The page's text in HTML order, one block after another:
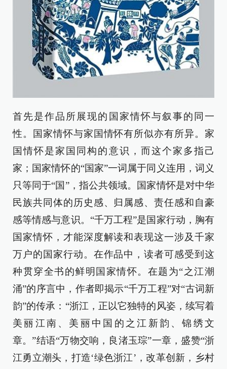
首先是作品所展现的国家情怀与叙事的同一
性。国家情怀与家国情怀有所似亦有所异。家
国情怀是家国同构的意识，而这个家多指己
家；国家情怀的“国家”一词属于同义连用，词义
只等同于“国”，指公共领域。国家情怀是对中华
民族共同体的历史感、归属感、责任感和自豪
感等情感与意识。“千万工程”是国家行动，胸有
国家情怀，才能深度解读和表现这一涉及千家
万户的国家行动。在作品中，读者可感受到这
种贯穿全书的鲜明国家情怀。在题为“之江潮
涌”的序言中，作者即揭示“千万工程”对“古词新
韵”的传承：“浙江，正以它独特的风姿，续写着
美丽江南、美丽中国的之江新韵、锦绣文
章。”结语“万物交响，良渚玉琮”一章，盛赞“浙
江勇立潮头，打造‘绿色浙江’，改革创新，乡村